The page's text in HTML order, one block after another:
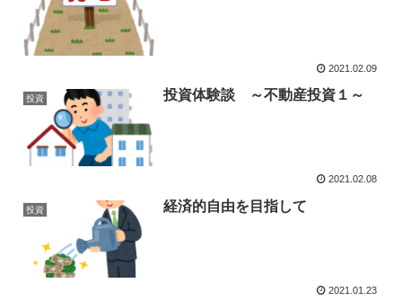
2021.02.09
投資 投資体験談 ～不動産投資１～
2021.02.08
投資 経済的自由を目指して
2021.01.23